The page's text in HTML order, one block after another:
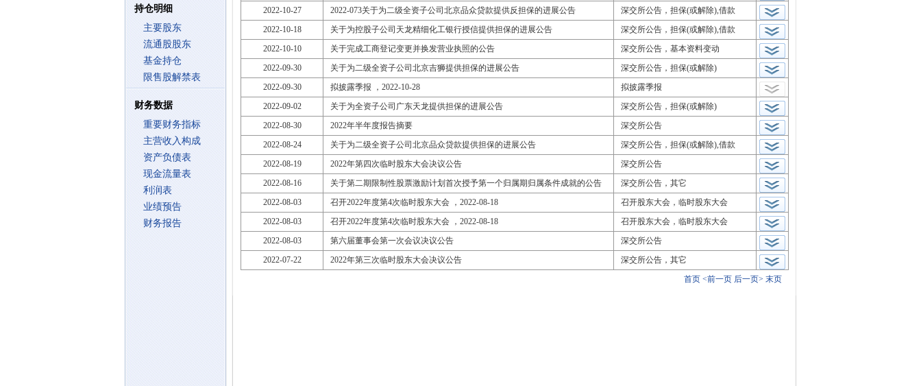
持仓明细
主要股东
流通股股东
基金持仓
限售股解禁表
财务数据
重要财务指标
主营收入构成
资产负债表
现金流量表
利润表
业绩预告
财务报告
2022-10-27
2022-073关于为二级全资子公司北京品众贷款提供反担保的进展公告
深交所公告，担保(或解除),借款
2022-10-18
关于为控股子公司天龙精细化工银行授信提供担保的进展公告
深交所公告，担保(或解除),借款
2022-10-10
关于完成工商登记变更并换发营业执照的公告
深交所公告，基本资料变动
2022-09-30
关于为二级全资子公司北京吉狮提供担保的进展公告
深交所公告，担保(或解除)
2022-09-30
拟披露季报 ，2022-10-28
拟披露季报
2022-09-02
关于为全资子公司广东天龙提供担保的进展公告
深交所公告，担保(或解除)
2022-08-30
2022年半年度报告摘要
深交所公告
2022-08-24
关于为二级全资子公司北京品众贷款提供担保的进展公告
深交所公告，担保(或解除),借款
2022-08-19
2022年第四次临时股东大会决议公告
深交所公告
2022-08-16
关于第二期限制性股票激励计划首次授予第一个归属期归属条件成就的公告
深交所公告，其它
2022-08-03
召开2022年度第4次临时股东大会 ，2022-08-18
召开股东大会，临时股东大会
2022-08-03
召开2022年度第4次临时股东大会 ，2022-08-18
召开股东大会，临时股东大会
2022-08-03
第六届董事会第一次会议决议公告
深交所公告
2022-07-22
2022年第三次临时股东大会决议公告
深交所公告，其它
首页 <前一页 后一页> 末页